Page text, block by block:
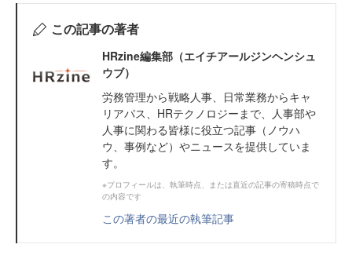
この記事の著者
HRzine編集部（エイチアールジンヘンシュ
ウブ）
労務管理から戦略人事、日常業務からキャ
リアパス、HRテクノロジーまで、人事部や
人事に関わる皆様に役立つ記事（ノウハ
ウ、事例など）やニュースを提供していま
す。
※プロフィールは、執筆時点、または直近の記事の寄稿時点で
の内容です
この著者の最近の執筆記事